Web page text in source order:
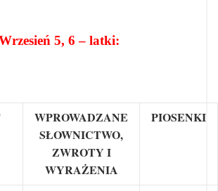
5, 6 – latki:
WPROWADZANE
SŁOWNICTWO,
ZWROTY I
WYRAŻENIA
PIOSENKI